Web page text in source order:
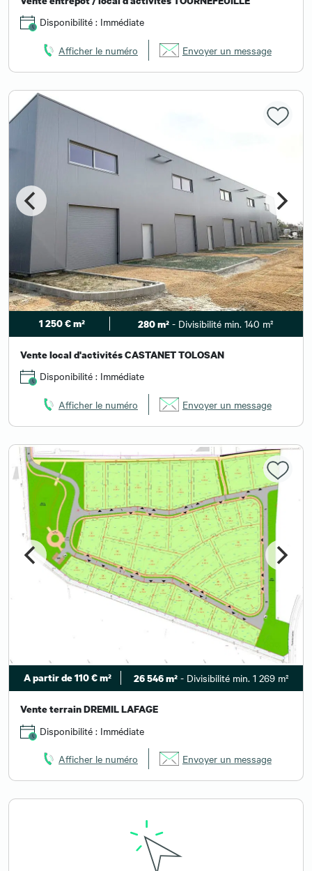
Disponibilité : Immédiate
Afficher le numéro Envoyer un message
1 250 € m² 280 m² - Divisibilité min. 140 m²
Vente local d'activités CASTANET TOLOSAN
Disponibilité : Immédiate
Afficher le numéro Envoyer un message
A partir de 110 € m² 26 546 m² - Divisibilité min. 1 269 m²
Vente terrain DREMIL LAFAGE
Disponibilité : Immédiate
Afficher le numéro Envoyer un message